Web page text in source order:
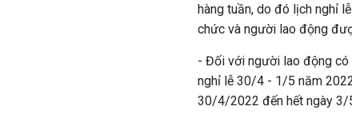
hàng tuần, do đó lịch nghỉ
chức và người lao động
- Đối với người lao động có
nghỉ lễ 30/4 - 1/5 năm
30/4/2022 đến hết ngày 3/